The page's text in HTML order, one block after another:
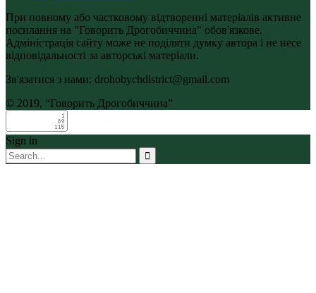
При повному або частковому відтворенні матеріалів активне
посилання на "Говорить Дрогобиччина" обов'язкове.
Адміністрація сайту може не поділяти думку автора і не несе
відповідальності за авторські матеріали.
Зв'язатися з нами: drohobychdistrict@gmail.com
© 2019, “Говорить Дрогобиччина”
Sign in